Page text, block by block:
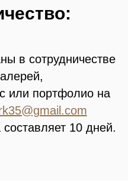
в сотрудничестве
или портфолио на
10 дней.